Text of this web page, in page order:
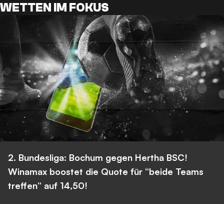
WETTEN IM FOKUS
2. Bundesliga: Bochum gegen Hertha BSC!
Winamax boostet die Quote für “beide Teams
treffen” auf 14,50!